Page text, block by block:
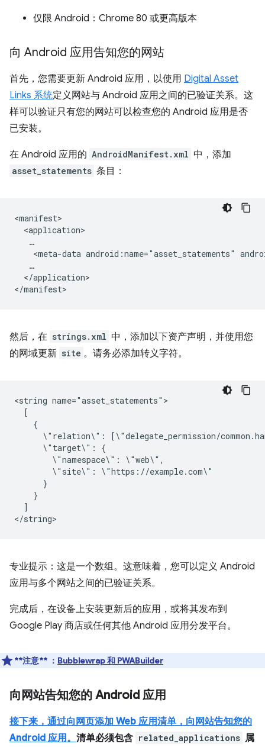
仅限 Android：Chrome 80 或更高版本
向 Android 应用告知您的网站
首先，您需要更新 Android 应用，以使用 Digital Asset
Links 系统定义网站与 Android 应用之间的已验证关系。这
样可以验证只有您的网站可以检查您的 Android 应用是否
已安装。
在 Android 应用的 AndroidManifest.xml 中，添加
asset_statements 条目：
<meta-data android:name="asset_statements"
</application>
然后，在 strings.xml 中，添加以下资产声明，并使用您
的网域更新 site 。请务必添加转义字符。
<string
\"relation\":
\"target\":
\"namespace\":
\"site\":
]
专业提示：这是一个数组。这意味着，您可以定义 Android
应用与多个网站之间的已验证关系。
完成后，在设备上安装更新后的应用，或将其发布到
Google Play 商店或任何其他 Android 应用分发平台。
**注意** ： Bubblewrap 和 PWABuilder
向网站告知您的 Android 应用
接下来，通过向网页添加 Web 应用清单，向网站告知您的
Android 应用。 清单必须包含 related_applications 属